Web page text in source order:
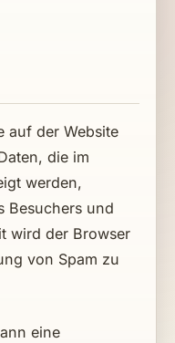
auf der Website
die im
werden,
Besuchers und
wird der Browser
von Spam zu
eine